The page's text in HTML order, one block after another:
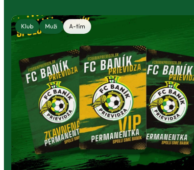
Klubový bazár: výstroj, ktorá môže
poslúžiť ďalej
Deti rastú, no športové oblečenie a
môžu dobre poslúžiť niekomu ďalšiemu.
Klubový bazár prepája rodičov, členov a ľudí
okolo Baníka.